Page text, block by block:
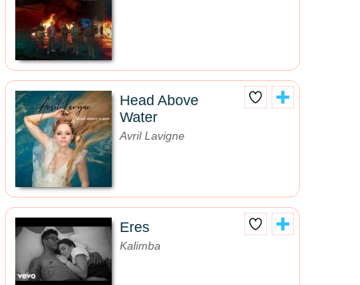
Head Above
Water
Avril Lavigne
Eres
Kalimba